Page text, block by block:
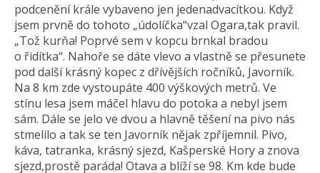
podcenění krále vybaveno jen jedenadvacítkou. Když
jsem prvně do tohoto „údolíčka“vzal Ogara,tak pravil.
„Tož kurňa! Poprvé sem v kopcu brnkal bradou
o řidítka“. Nahoře se dáte vlevo a vlastně se přesunete
pod další krásný kopec z dřívějších ročníků, Javorník.
Na 8 km zde vystoupáte 400 výškových metrů. Ve
stínu lesa jsem máčel hlavu do potoka a nebyl jsem
sám. Dále se jelo ve dvou a hlavně těšení na pivo nás
stmelilo a tak se ten Javorník nějak zpříjemnil. Pivo,
káva, tatranka, krásný sjezd, Kašperské Hory a znova
sjezd,prostě paráda! Otava a blíží se 98. Km kde bude